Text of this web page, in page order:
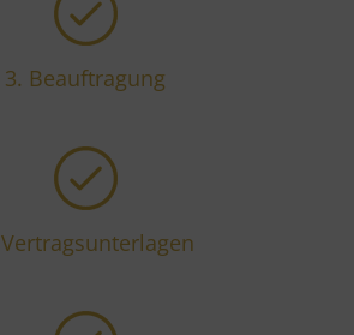
3. Beauftragung
Vertragsunterlagen